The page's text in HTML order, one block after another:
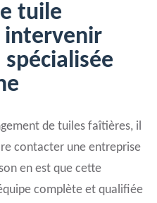
tuile
intervenir
de tuiles faîtières, il
contacter une entreprise
en est que cette
complète et qualifiée